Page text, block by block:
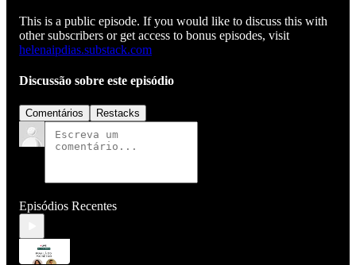
This is a public episode. If you would like to discuss this with
other subscribers or get access to bonus episodes, visit
helenaipdias.substack.com
Discussão sobre este episódio
Comentários Restacks
Episódios Recentes